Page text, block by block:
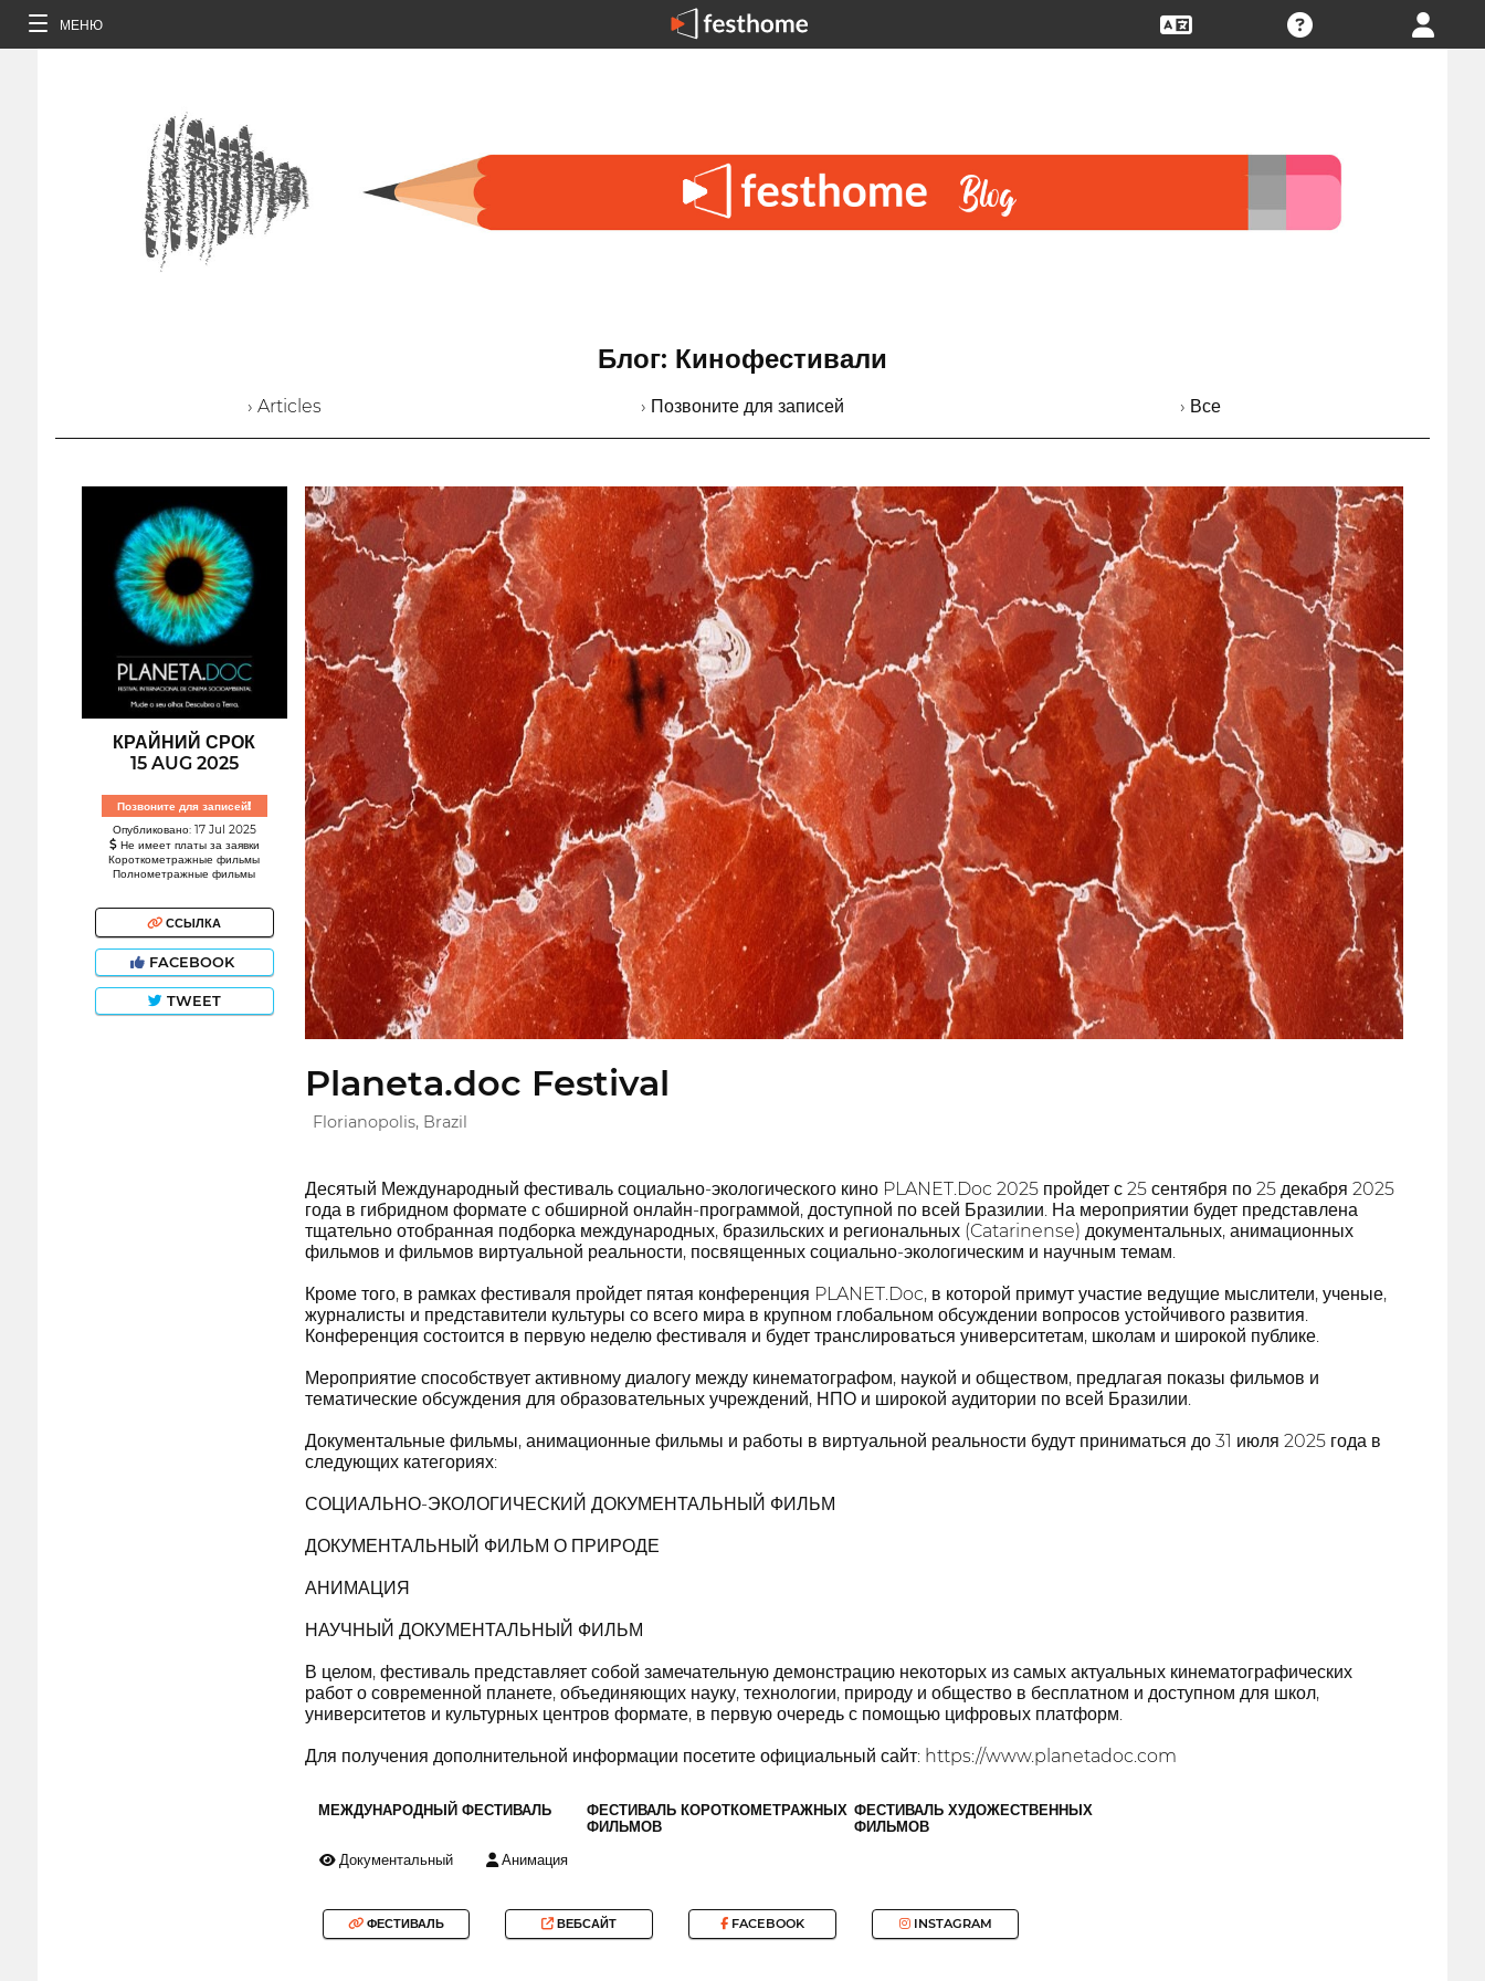
МЕНЮ
Блог: Кинофестивали
› Articles › Позвоните для записей › Все
КРАЙНИЙ СРОК
15 AUG 2025
Позвоните для записей!
Опубликовано: 17 Jul 2025
Не имеет платы за заявки
Короткометражные фильмы
Полнометражные фильмы
ССЫЛКА
FACEBOOK
TWEET
Planeta.doc Festival
Florianopolis, Brazil
Десятый Международный фестиваль социально-экологического кино PLANET.Doc 2025 пройдет с 25 сентября по 25 декабря 2025
года в гибридном формате с обширной онлайн-программой, доступной по всей Бразилии. На мероприятии будет представлена
тщательно отобранная подборка международных, бразильских и региональных (Catarinense) документальных, анимационных
фильмов и фильмов виртуальной реальности, посвященных социально-экологическим и научным темам.
Кроме того, в рамках фестиваля пройдет пятая конференция PLANET.Doc, в которой примут участие ведущие мыслители, ученые,
журналисты и представители культуры со всего мира в крупном глобальном обсуждении вопросов устойчивого развития.
Конференция состоится в первую неделю фестиваля и будет транслироваться университетам, школам и широкой публике.
Мероприятие способствует активному диалогу между кинематографом, наукой и обществом, предлагая показы фильмов и
тематические обсуждения для образовательных учреждений, НПО и широкой аудитории по всей Бразилии.
Документальные фильмы, анимационные фильмы и работы в виртуальной реальности будут приниматься до 31 июля 2025 года в
следующих категориях:
СОЦИАЛЬНО-ЭКОЛОГИЧЕСКИЙ ДОКУМЕНТАЛЬНЫЙ ФИЛЬМ
ДОКУМЕНТАЛЬНЫЙ ФИЛЬМ О ПРИРОДЕ
АНИМАЦИЯ
НАУЧНЫЙ ДОКУМЕНТАЛЬНЫЙ ФИЛЬМ
В целом, фестиваль представляет собой замечательную демонстрацию некоторых из самых актуальных кинематографических
работ о современной планете, объединяющих науку, технологии, природу и общество в бесплатном и доступном для школ,
университетов и культурных центров формате, в первую очередь с помощью цифровых платформ.
Для получения дополнительной информации посетите официальный сайт: https://www.planetadoc.com
МЕЖДУНАРОДНЫЙ ФЕСТИВАЛЬ
ФЕСТИВАЛЬ КОРОТКОМЕТРАЖНЫХ
ФИЛЬМОВ
ФЕСТИВАЛЬ ХУДОЖЕСТВЕННЫХ
ФИЛЬМОВ
Документальный Анимация
ФЕСТИВАЛЬ ВЕБСАЙТ FACEBOOK INSTAGRAM